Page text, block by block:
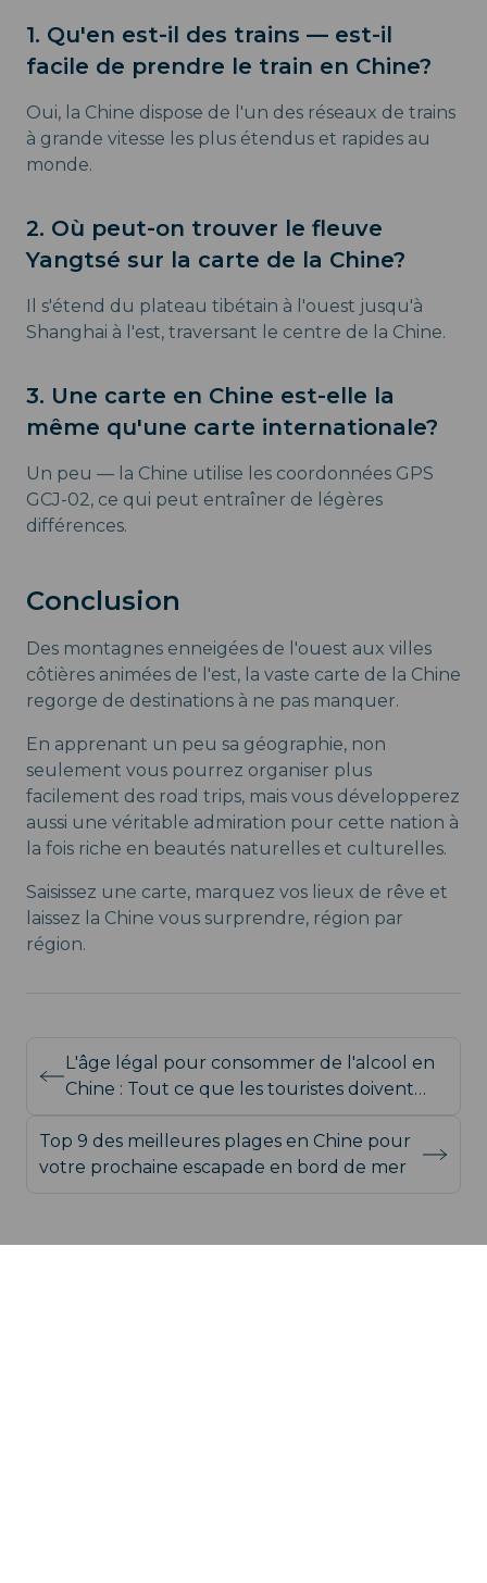
1. Qu'en est-il des trains — est-il
facile de prendre le train en Chine?
Oui, la Chine dispose de l'un des réseaux de trains
à grande vitesse les plus étendus et rapides au
monde.
2. Où peut-on trouver le fleuve
Yangtsé sur la carte de la Chine?
Il s'étend du plateau tibétain à l'ouest jusqu'à
Shanghai à l'est, traversant le centre de la Chine.
3. Une carte en Chine est-elle la
même qu'une carte internationale?
Un peu — la Chine utilise les coordonnées GPS
GCJ-02, ce qui peut entraîner de légères
différences.
Conclusion
Des montagnes enneigées de l'ouest aux villes
côtières animées de l'est, la vaste carte de la Chine
regorge de destinations à ne pas manquer.
En apprenant un peu sa géographie, non
seulement vous pourrez organiser plus
facilement des road trips, mais vous développerez
aussi une véritable admiration pour cette nation à
la fois riche en beautés naturelles et culturelles.
Saisissez une carte, marquez vos lieux de rêve et
laissez la Chine vous surprendre, région par
région.
L'âge légal pour consommer de l'alcool en
Chine : Tout ce que les touristes doivent
Top 9 des meilleures plages en Chine pour
votre prochaine escapade en bord de mer